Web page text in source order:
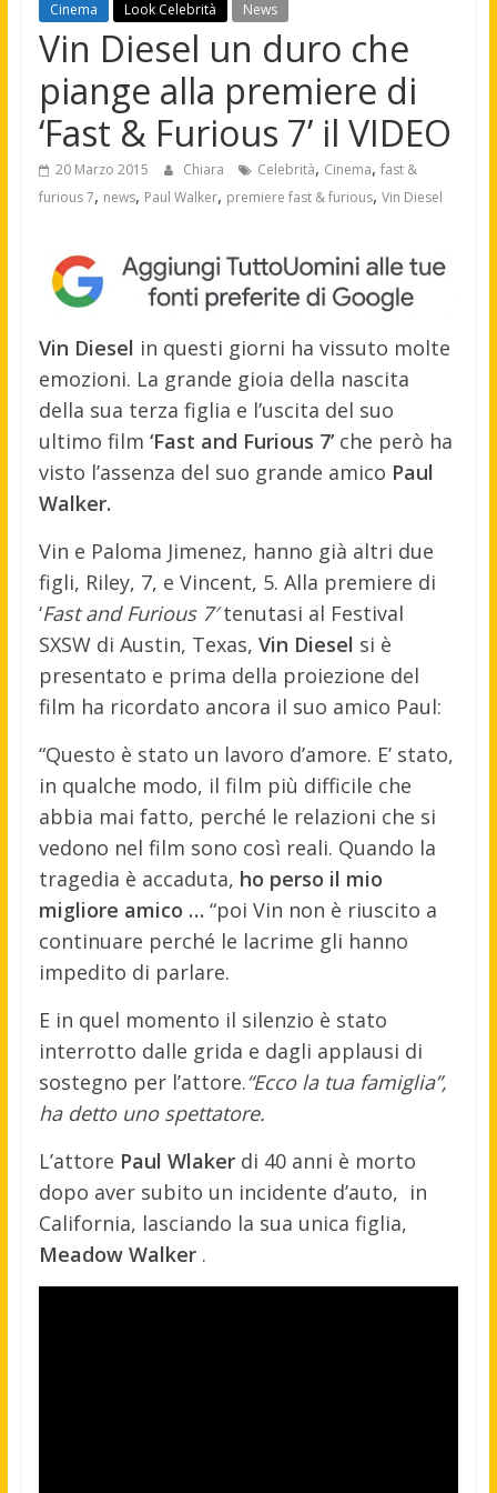
Cinema Look Celebrità News
Vin Diesel un duro che
piange alla premiere di
‘Fast & Furious 7’ il VIDEO
20 Marzo 2015 Chiara Celebrità, Cinema, fast &
furious 7, news, Paul Walker, premiere fast & furious, Vin Diesel
Vin Diesel in questi giorni ha vissuto molte
emozioni. La grande gioia della nascita
della sua terza figlia e l’uscita del suo
ultimo film ‘Fast and Furious 7’che però ha
visto l’assenza del suo grande amico Paul
Walker.
Vin e Paloma Jimenez, hanno già altri due
figli, Riley, 7, e Vincent, 5. Alla premiere di
‘Fast and Furious 7′tenutasi al Festival
SXSW di Austin, Texas, Vin Diesel si è
presentato e prima della proiezione del
film ha ricordato ancora il suo amico Paul:
“Questo è stato un lavoro d’amore. E’ stato,
in qualche modo, il film più difficile che
abbia mai fatto, perché le relazioni che si
vedono nel film sono così reali. Quando la
tragedia è accaduta, ho perso il mio
migliore amico … “poi Vin non è riuscito a
continuare perché le lacrime gli hanno
impedito di parlare.
E in quel momento il silenzio è stato
interrotto dalle grida e dagli applausi di
sostegno per l’attore.“Ecco la tua famiglia”,
ha detto uno spettatore.
L’attore Paul Wlakerdi 40 anni è morto
dopo aver subito un incidente d’auto, in
California, lasciando la sua unica figlia,
Meadow Walker.